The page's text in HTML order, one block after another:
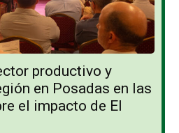
productivo y
en Posadas en las
el impacto de El